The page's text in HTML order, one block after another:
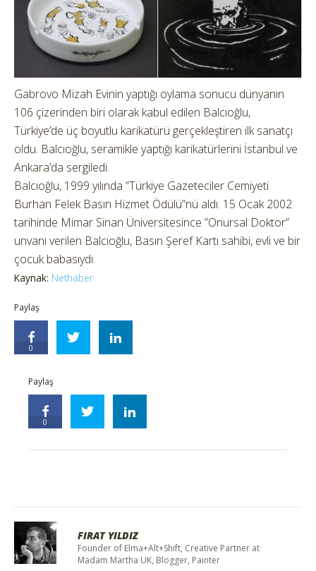
Gabrovo Mizah Evinin yaptığı oylama sonucu dünyanın
106 çizerinden biri olarak kabul edilen Balcıoğlu,
Türkiye’de üç boyutlu karikatürü gerçekleştiren ilk sanatçı
oldu. Balcıoğlu, seramikle yaptığı karikatürlerini İstanbul ve
Ankara’da sergiledi.
Balcıoğlu, 1999 yılında ”Türkiye Gazeteciler Cemiyeti
Burhan Felek Basın Hizmet Ödülü”nü aldı. 15 Ocak 2002
tarihinde Mimar Sinan Üniversitesince ”Onursal Doktor”
unvanı verilen Balcıoğlu, Basın Şeref Kartı sahibi, evli ve bir
çocuk babasıydı.
Kaynak: Nethaber
Paylaş
0
Paylaş
0
FIRAT YILDIZ
Founder of Elma+Alt+Shift, Creative Partner at
Madam Martha UK, Blogger, Painter